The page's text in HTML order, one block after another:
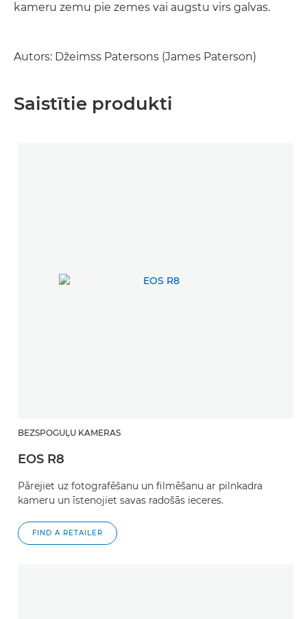
kameru zemu pie zemes vai augstu virs galvas.
Autors: Džeimss Patersons (James Paterson)
Saistītie produkti
BEZSPOGUĻU KAMERAS
EOS R8
Pārejiet uz fotografēšanu un filmēšanu ar pilnkadra
kameru un īstenojiet savas radošās ieceres.
FIND A RETAILER